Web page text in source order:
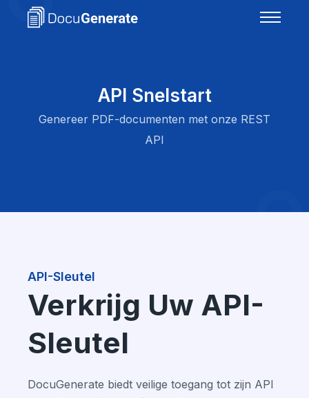
API Snelstart
Genereer PDF-documenten met onze REST
API
API-Sleutel
Verkrijg Uw API-
Sleutel
DocuGenerate biedt veilige toegang tot zijn API